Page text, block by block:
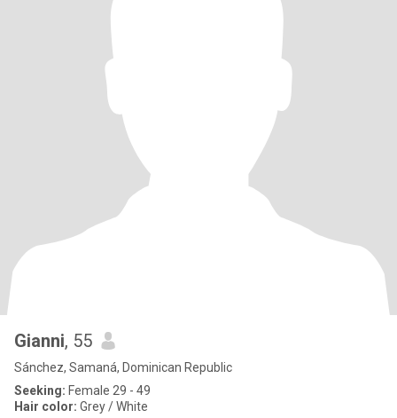
Gianni, 55
Sánchez, Samaná, Dominican Republic
Seeking: Female 29 - 49
Hair color: Grey / White